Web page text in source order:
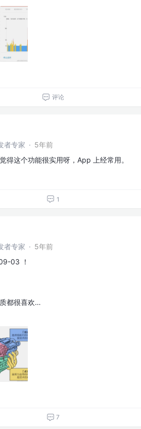
评论
者专家 · 5年前
得这个功能很实用呀，App 上经常用。
1
者专家 · 5年前
03 ！
都很喜欢…
7